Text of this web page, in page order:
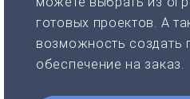
готовых проектов. А
возможность создать
обеспечение на заказ.